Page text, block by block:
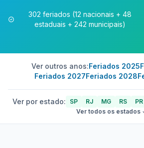
302 feriados (12 nacionais + 48
estaduais + 242 municipais)
Ver outros anos:Feriados 2025
Feriados 2027Feriados 2028
Ver por estado: SP RJ MG RS PR
Ver todos os estados